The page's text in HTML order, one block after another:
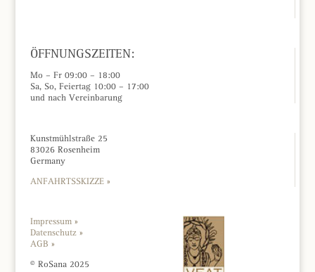
ÖFFNUNGSZEITEN:
Mo – Fr 09:00 – 18:00
Sa, So, Feiertag 10:00 – 17:00
und nach Vereinbarung
Kunstmühlstraße 25
83026 Rosenheim
Germany
ANFAHRTSSKIZZE »
Impressum »
Datenschutz »
AGB »
© RoSana 2025